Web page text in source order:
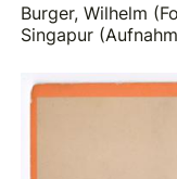
Burger, Wilhelm
Singapur